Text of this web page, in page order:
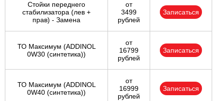
Стойки переднего
стабилизатора (лев +
прав) - Замена
от
3499
рублей
Записаться
ТО Максимум (ADDINOL
0W30 (синтетика))
от
16799
рублей
Записаться
ТО Максимум (ADDINOL
0W40 (синтетика))
от
16999
рублей
Записаться